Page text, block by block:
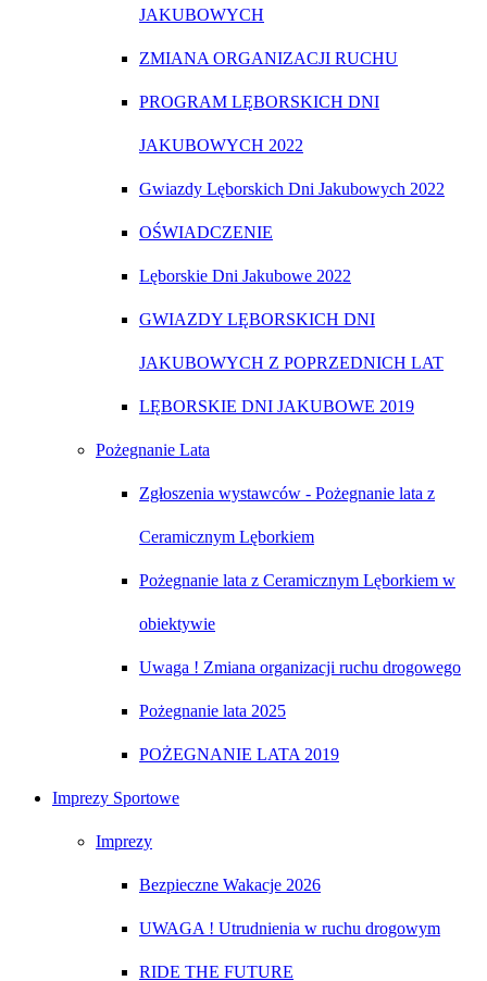
JAKUBOWYCH
ZMIANA ORGANIZACJI RUCHU
PROGRAM LĘBORSKICH DNI
JAKUBOWYCH 2022
Gwiazdy Lęborskich Dni Jakubowych 2022
OŚWIADCZENIE
Lęborskie Dni Jakubowe 2022
GWIAZDY LĘBORSKICH DNI
JAKUBOWYCH Z POPRZEDNICH LAT
LĘBORSKIE DNI JAKUBOWE 2019
Pożegnanie Lata
Zgłoszenia wystawców - Pożegnanie lata z
Ceramicznym Lęborkiem
Pożegnanie lata z Ceramicznym Lęborkiem w
obiektywie
Uwaga ! Zmiana organizacji ruchu drogowego
Pożegnanie lata 2025
POŻEGNANIE LATA 2019
Imprezy Sportowe
Imprezy
Bezpieczne Wakacje 2026
UWAGA ! Utrudnienia w ruchu drogowym
RIDE THE FUTURE